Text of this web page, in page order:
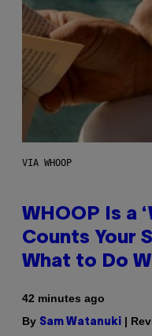
VIA WHOOP
WHOOP Is a
Counts Your
What to Do
42 minutes ago
By Sam Watanuki |